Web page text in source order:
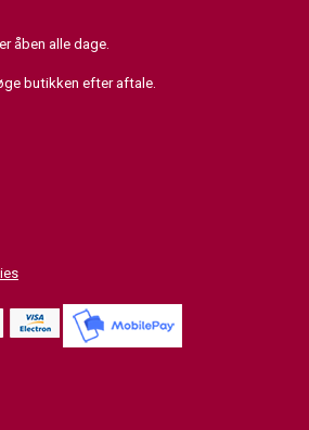
åben alle dage.
butikken efter aftale.